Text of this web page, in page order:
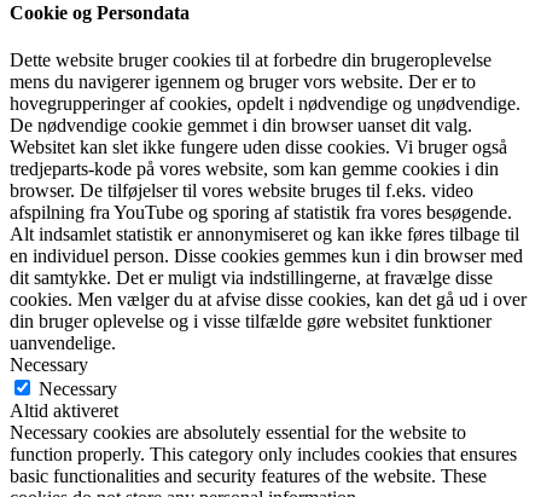
Cookie og Persondata
Dette website bruger cookies til at forbedre din brugeroplevelse
mens du navigerer igennem og bruger vors website. Der er to
hovegrupperinger af cookies, opdelt i nødvendige og unødvendige.
De nødvendige cookie gemmet i din browser uanset dit valg.
Websitet kan slet ikke fungere uden disse cookies. Vi bruger også
tredjeparts-kode på vores website, som kan gemme cookies i din
browser. De tilføjelser til vores website bruges til f.eks. video
afspilning fra YouTube og sporing af statistik fra vores besøgende.
Alt indsamlet statistik er annonymiseret og kan ikke føres tilbage til
en individuel person. Disse cookies gemmes kun i din browser med
dit samtykke. Det er muligt via indstillingerne, at fravælge disse
cookies. Men vælger du at afvise disse cookies, kan det gå ud i over
din bruger oplevelse og i visse tilfælde gøre websitet funktioner
uanvendelige.
Necessary
Necessary
Altid aktiveret
Necessary cookies are absolutely essential for the website to
function properly. This category only includes cookies that ensures
basic functionalities and security features of the website. These